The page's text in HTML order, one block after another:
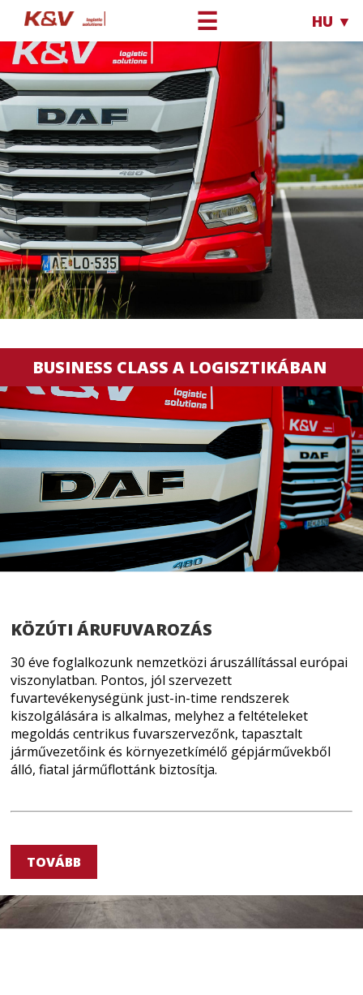
☰ HU ▼
BUSINESS CLASS A LOGISZTIKÁBAN
KÖZÚTI ÁRUFUVAROZÁS
30 éve foglalkozunk nemzetközi áruszállítással európai
viszonylatban. Pontos, jól szervezett
fuvartevékenységünk just-in-time rendszerek
kiszolgálására is alkalmas, melyhez a feltételeket
megoldás centrikus fuvarszervezőnk, tapasztalt
járművezetőink és környezetkímélő gépjárművekből
álló, fiatal járműflottánk biztosítja.
TOVÁBB